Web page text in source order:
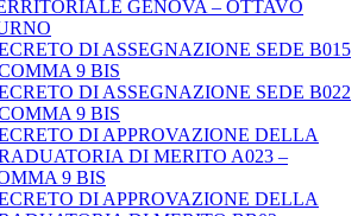
GENOVA – OTTAVO
DI ASSEGNAZIONE SEDE B015
9 BIS
DI ASSEGNAZIONE SEDE B022
9 BIS
DI APPROVAZIONE DELLA
DI MERITO A023 –
9 BIS
DI APPROVAZIONE DELLA